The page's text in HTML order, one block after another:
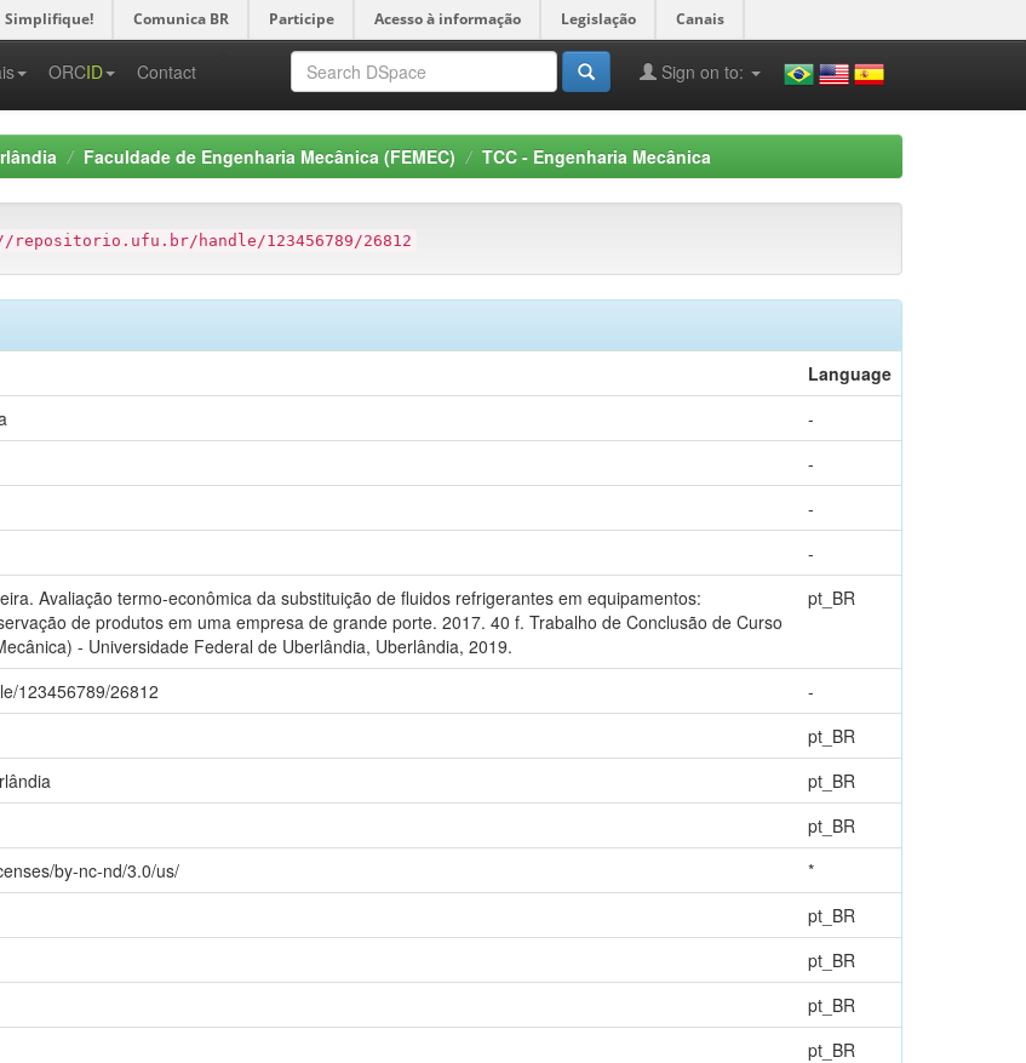
Simplifique! Comunica BR Participe Acesso à informação Legislação Canais
ORCID Contact Sign on to:
Faculdade de Engenharia Mecânica (FEMEC) TCC - Engenharia Mecânica
handle/123456789/26812
Language
-
-
-
-
Avaliação termo-econômica da substituição de fluidos refrigerantes em equipamentos:
de produtos em uma empresa de grande porte. 2017. 40 f. Trabalho de Conclusão de Curso
- Universidade Federal de Uberlândia, Uberlândia, 2019.
pt_BR
123456789/26812
-
pt_BR
pt_BR
pt_BR
by-nc-nd/3.0/us/
*
pt_BR
pt_BR
pt_BR
pt_BR